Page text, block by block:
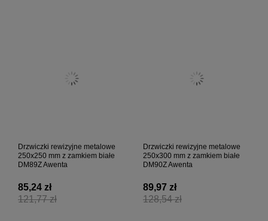
Drzwiczki rewizyjne metalowe
250x250 mm z zamkiem białe
DM89Z Awenta
121,77 zł
85,24 zł
Drzwiczki rewizyjne metalowe
250x300 mm z zamkiem białe
DM90Z Awenta
128,54 zł
89,97 zł